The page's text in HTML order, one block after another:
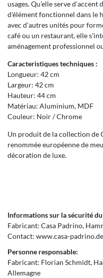
usages. Qu'elle serve
d'élément fonctionnel dans le
avec d'autres unités pour
café ou un restaurant, elle
aménagement professionnel
Caracteristiques techniques :
Longueur: 42 cm
Largeur: 42 cm
Hauteur: 44 cm
Matériau: Aluminium, MDF
Couleur: Noir / Chrome
Un produit de la collection de
renommée européenne de
décoration de luxe.
Informations sur la sécurité
Fabricant: Casa Padrino
Contact: www.casa-padrino.de
Personne responsable:
Fabricant: Florian Schmidt
Allemagne